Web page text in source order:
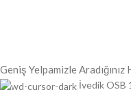
Geniş Yelpamizle
İvedik OSB